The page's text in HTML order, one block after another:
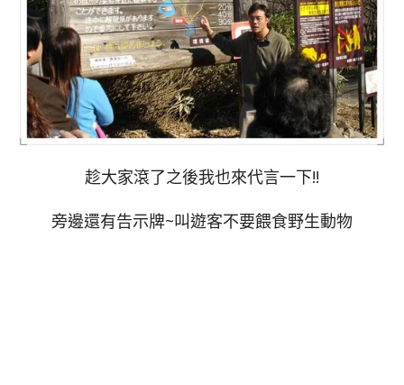
趁大家滾了之後我也來代言一下!!
旁邊還有告示牌~叫遊客不要餵食野生動物